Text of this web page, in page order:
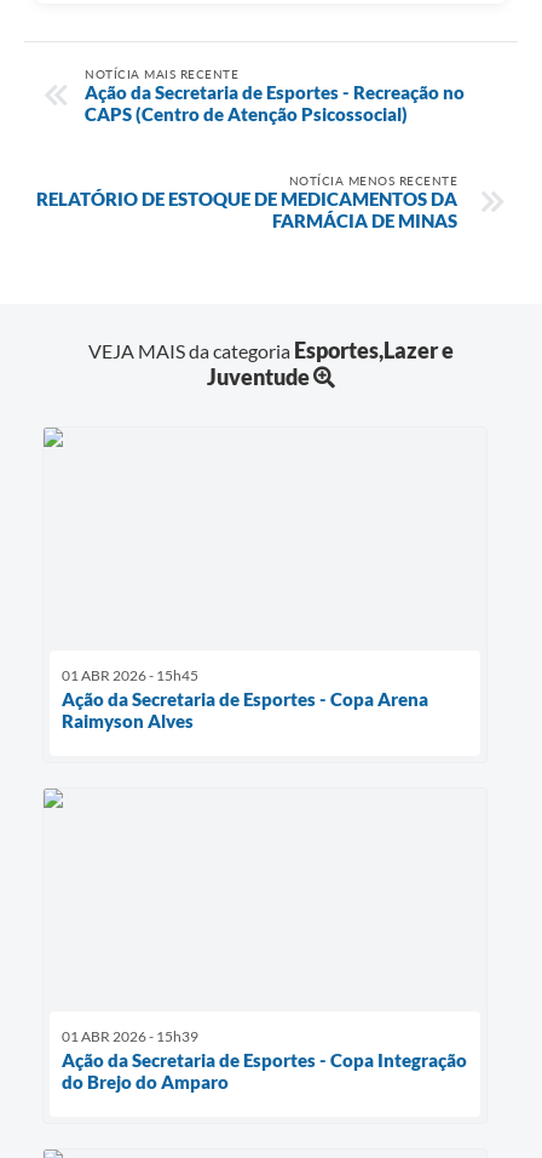
NOTÍCIA MAIS RECENTE
Ação da Secretaria de Esportes - Recreação no
CAPS (Centro de Atenção Psicossocial)
NOTÍCIA MENOS RECENTE
RELATÓRIO DE ESTOQUE DE MEDICAMENTOS DA
FARMÁCIA DE MINAS
VEJA MAIS da categoria Esportes,Lazer e
Juventude
01 ABR 2026 - 15h45
Ação da Secretaria de Esportes - Copa Arena
Raimyson Alves
01 ABR 2026 - 15h39
Ação da Secretaria de Esportes - Copa Integração
do Brejo do Amparo